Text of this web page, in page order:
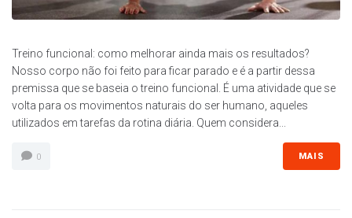
Treino funcional: como melhorar ainda mais os resultados?
Nosso corpo não foi feito para ficar parado e é a partir dessa
premissa que se baseia o treino funcional. É uma atividade que se
volta para os movimentos naturais do ser humano, aqueles
utilizados em tarefas da rotina diária. Quem considera...
0 MAIS